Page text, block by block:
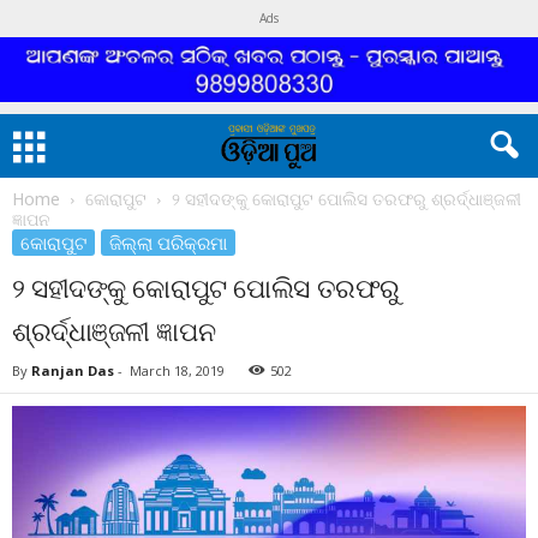
Ads
Home କୋରାପୁଟ
୨ ସହୀଦଙ୍କୁ କୋରାପୁଟ ପୋଲିସ ତରଫରୁ ଶ୍ରର୍ଦ୍ଧାଞ୍ଜଳୀ
ଜ୍ଞାପନ
କୋରାପୁଟ ଜିଲ୍ଲା ପରିକ୍ରମା
୨ ସହୀଦଙ୍କୁ କୋରାପୁଟ ପୋଲିସ ତରଫରୁ
ଶ୍ରର୍ଦ୍ଧାଞ୍ଜଳୀ ଜ୍ଞାପନ
By Ranjan Das - March 18, 2019 502